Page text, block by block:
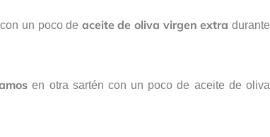
un poco de aceite de oliva virgen extra durante
en otra sartén con un poco de aceite de oliva